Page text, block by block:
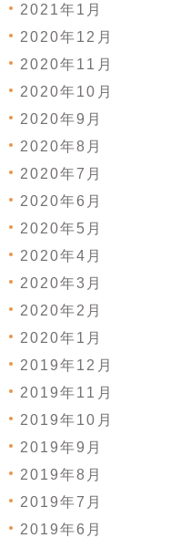
2021年1月
2020年12月
2020年11月
2020年10月
2020年9月
2020年8月
2020年7月
2020年6月
2020年5月
2020年4月
2020年3月
2020年2月
2020年1月
2019年12月
2019年11月
2019年10月
2019年9月
2019年8月
2019年7月
2019年6月